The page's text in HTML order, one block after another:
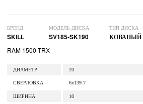
БРЕНД
SKILL
МОДЕЛЬ ДИСКА
SV185-SK190
ТИП ДИСКА
КОВАНЫЙ
RAM 1500 TRX
ДИАМЕТР 20
СВЕРЛОВКА 6x139.7
ШИРИНА 10